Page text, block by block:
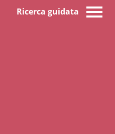
Ricerca guidata